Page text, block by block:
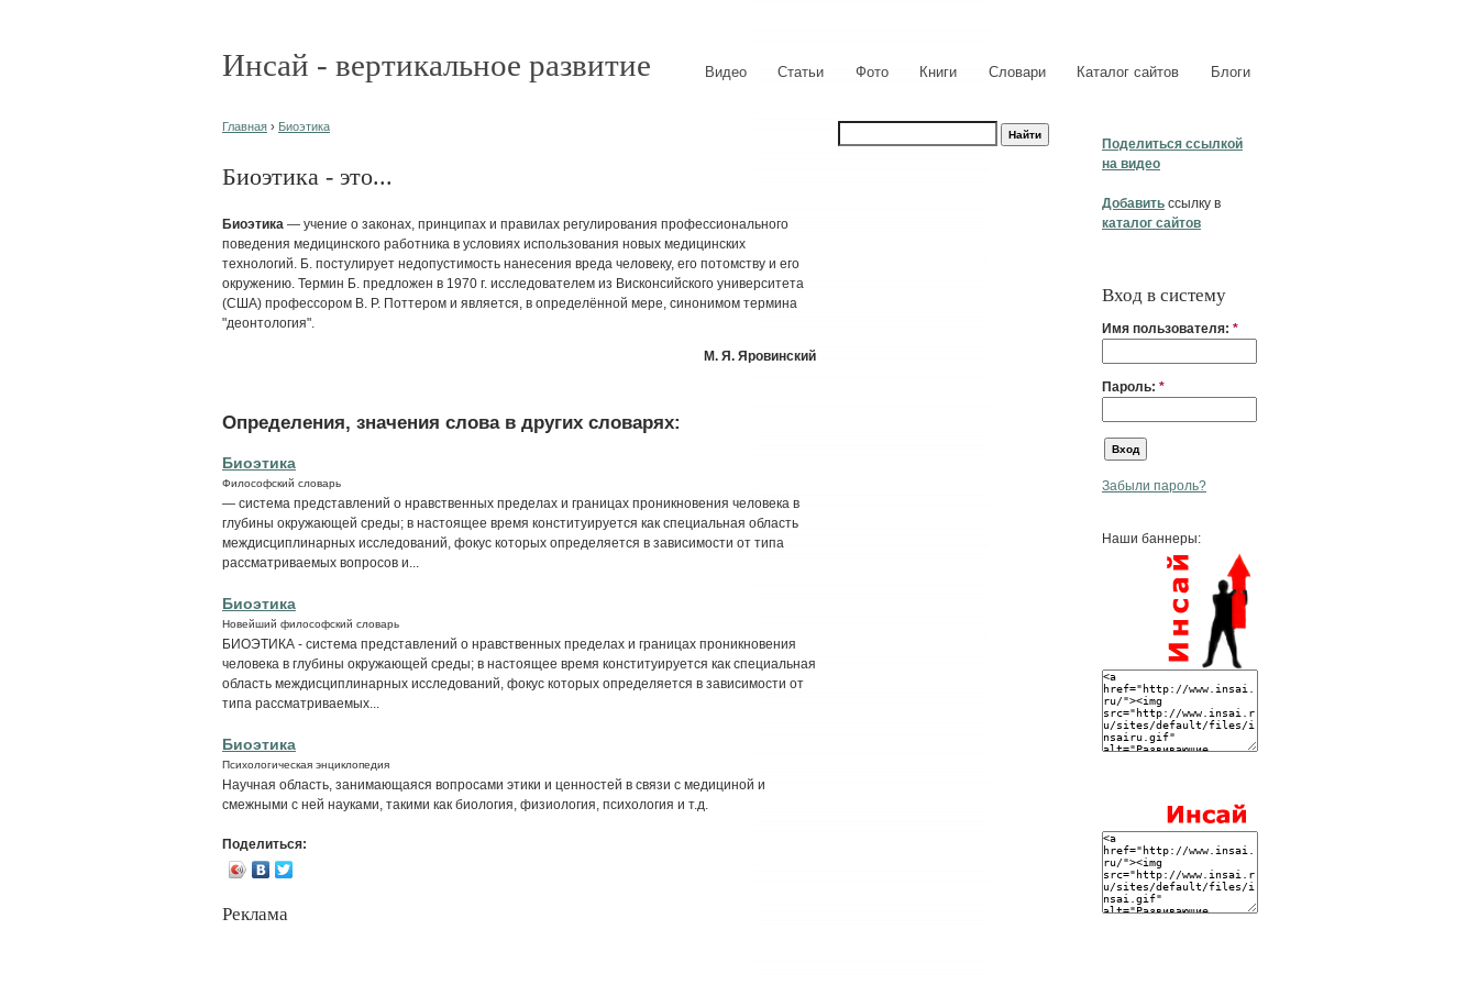
Инсай - вертикальное развитие Видео Статьи Фото Книги Словари Каталог сайтов Блоги
Поделиться ссылкой
на видео
Добавить ссылку в
каталог сайтов
Вход в систему
Имя пользователя: *
Пароль: *
Забыли пароль?
Наши баннеры:
Главная › Биоэтика
Биоэтика - это...
Биоэтика — учение о законах, принципах и правилах регулирования профессионального
поведения медицинского работника в условиях использования новых медицинских
технологий. Б. постулирует недопустимость нанесения вреда человеку, его потомству и его
окружению. Термин Б. предложен в 1970 г. исследователем из Висконсийского университета
(США) профессором В. Р. Поттером и является, в определённой мере, синонимом термина
"деонтология".
М. Я. Яровинский
Определения, значения слова в других словарях:
Биоэтика
Философский словарь
— система представлений о нравственных пределах и границах проникновения человека в
глубины окружающей среды; в настоящее время конституируется как специальная область
междисциплинарных исследований, фокус которых определяется в зависимости от типа
рассматриваемых вопросов и...
Биоэтика
Новейший философский словарь
БИОЭТИКА - система представлений о нравственных пределах и границах проникновения
человека в глубины окружающей среды; в настоящее время конституируется как специальная
область междисциплинарных исследований, фокус которых определяется в зависимости от
типа рассматриваемых...
Биоэтика
Психологическая энциклопедия
Научная область, занимающаяся вопросами этики и ценностей в связи с медициной и
смежными с ней науками, такими как биология, физиология, психология и т.д.
Поделиться:
Реклама